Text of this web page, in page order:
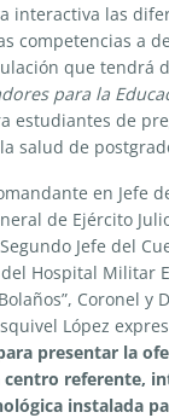
interactiva las
competencias a
que tendrá
para la
estudiantes de
salud de
en Jefe
de Ejército
Jefe del
Hospital Militar
Coronel y
López
presentar la
centro referente,
instalada